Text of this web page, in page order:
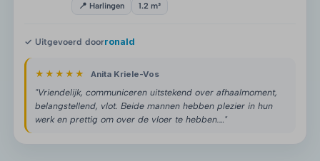
📍 Harlingen 1.2 m³
✓ Uitgevoerd doorronald
★★★★★ Anita Kriele-Vos
"Vriendelijk, communiceren uitstekend over afhaalmoment,
belangstellend, vlot. Beide mannen hebben plezier in hun
werk en prettig om over de vloer te hebben.…"